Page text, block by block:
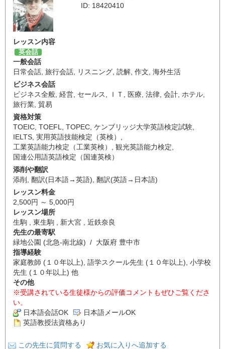
ID: 18420410
レッスン内容
英会話
一般会話
日常会話 旅行会話 リスニング 読解 作文 海外生活
ビジネス会話
ビジネス全般 経営 セールス ＩＴ 医療 法律 会計 ホテル
旅行業 貿易
資格対策
TOEIC TOEFL TOPEC ケンブリッジ大学英語検定試験
IELTS 実用英語技能検定（英検）
工業英語能力検定（工業英検）
観光英語能力検定
国連公用語英語検定（国連英検）
添削や翻訳
添削
翻訳(日本語→英語) 翻訳(英語→日本語)
レッスン料金
2,500円 ～ 5,000円
レッスン場所
生駒 , 東生駒 , 新大宮 , 近鉄奈良
先生の最寄駅
緑地公園 (北急-南北線) / 大阪府 豊中市
指導経験
家庭教師 (１０年以上), 語学スクール先生 (１０年以上), 小学校
先生 (１０年以上) 他
その他
※受講されている生徒様からの評価コメントもぜひご覧くださ
い。
日本語会話OK
日本語メールOK
英語教授法資格あり
この先生に質問する お気に入りへ追加する